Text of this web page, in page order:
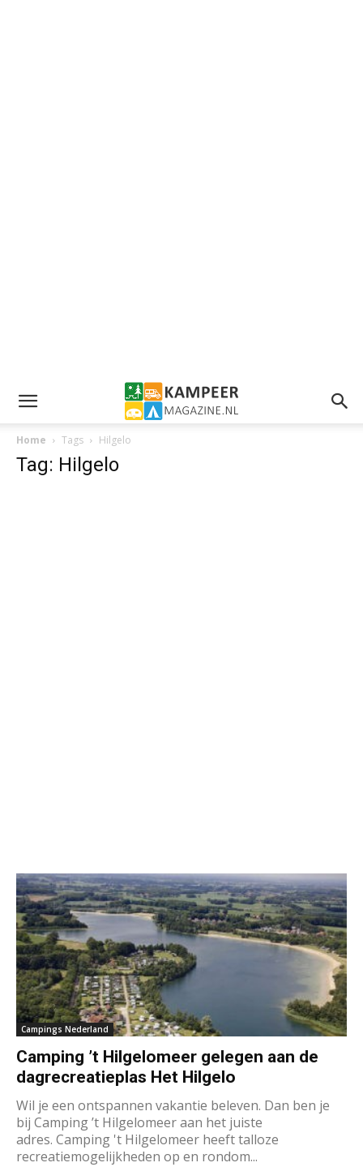
Home Tags Hilgelo
Tag: Hilgelo
Campings Nederland
Camping ’t Hilgelomeer gelegen aan de
dagrecreatieplas Het Hilgelo
Wil je een ontspannen vakantie beleven. Dan ben je
bij Camping ’t Hilgelomeer aan het juiste
adres. Camping 't Hilgelomeer heeft talloze
recreatiemogelijkheden op en rondom...